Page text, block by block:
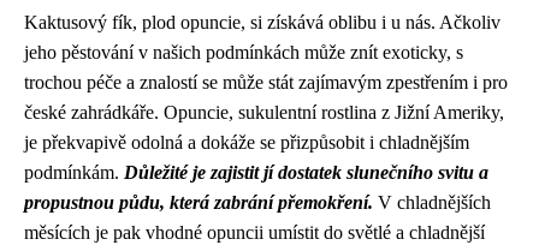
Kaktusový fík, plod opuncie, si získává oblibu i u nás. Ačkoliv
jeho pěstování v našich podmínkách může znít exoticky, s
trochou péče a znalostí se může stát zajímavým zpestřením i pro
české zahrádkáře. Opuncie, sukulentní rostlina z Jižní Ameriky,
je překvapivě odolná a dokáže se přizpůsobit i chladnějším
podmínkám. Důležité je zajistit jí dostatek slunečního svitu a
propustnou půdu, která zabrání přemokření. V chladnějších
měsících je pak vhodné opuncii umístit do světlé a chladnější